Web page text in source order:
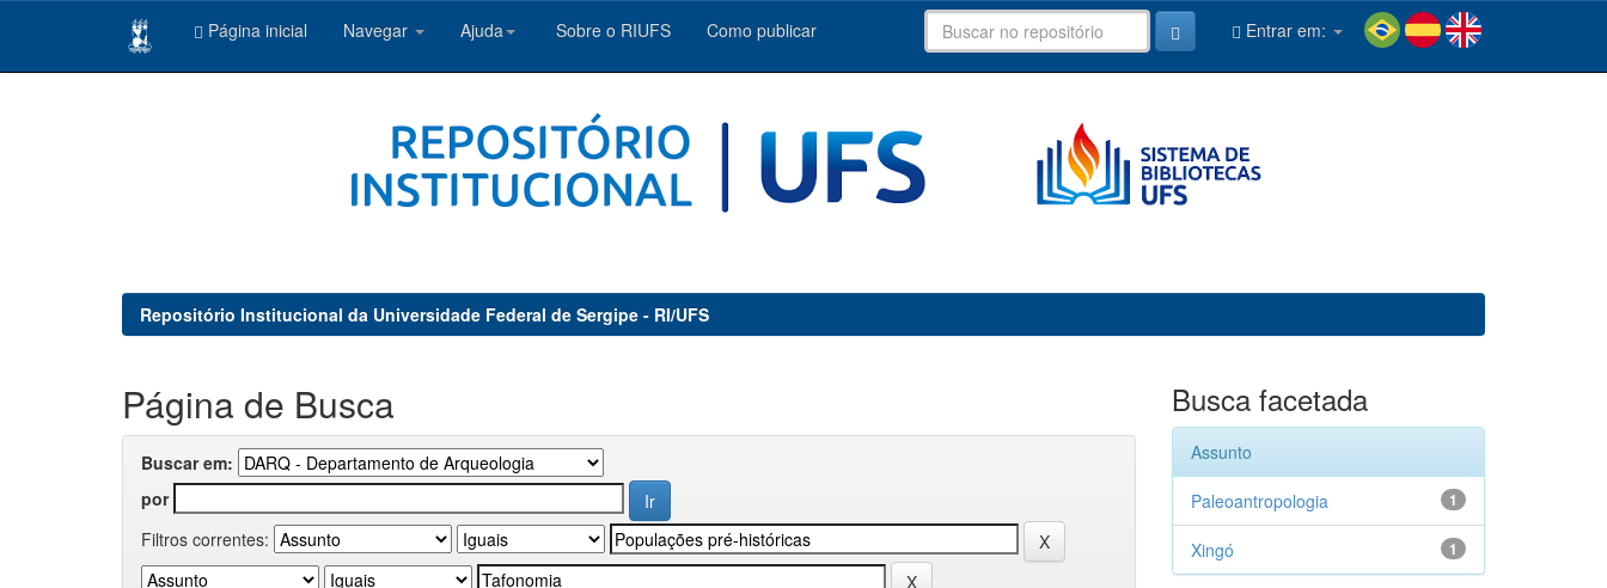
Página inicial Navegar Ajuda Sobre o RIUFS Como publicar Entrar em:
Repositório Institucional da Universidade Federal de Sergipe - RI/UFS
Página de Busca
Buscar em:
por
Filtros correntes:
Busca facetada
Assunto
1
Paleoantropologia
1
Xingó